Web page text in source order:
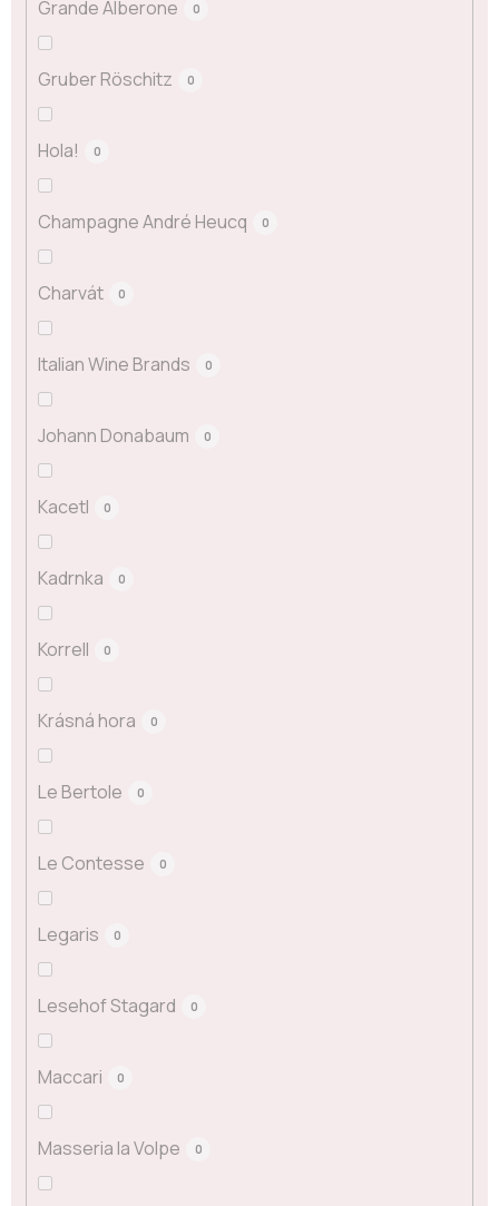
Grande Alberone 0
Gruber Röschitz 0
Hola! 0
Champagne André Heucq 0
Charvát 0
Italian Wine Brands 0
Johann Donabaum 0
Kacetl 0
Kadrnka 0
Korrell 0
Krásná hora 0
Le Bertole 0
Le Contesse 0
Legaris 0
Lesehof Stagard 0
Maccari 0
Masseria la Volpe 0